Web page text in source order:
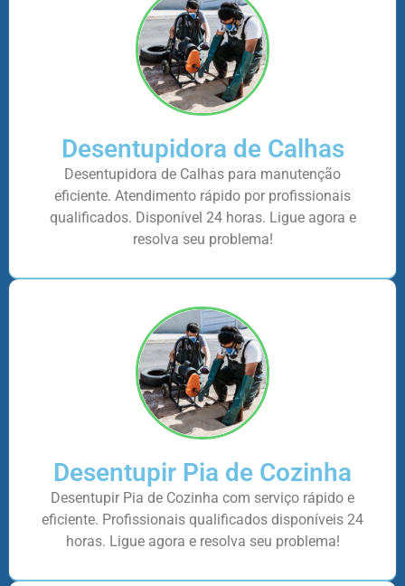
Desentupidora de Calhas
Desentupidora de Calhas para manutenção
eficiente. Atendimento rápido por profissionais
qualificados. Disponível 24 horas. Ligue agora e
resolva seu problema!
Desentupir Pia de Cozinha
Desentupir Pia de Cozinha com serviço rápido e
eficiente. Profissionais qualificados disponíveis 24
horas. Ligue agora e resolva seu problema!